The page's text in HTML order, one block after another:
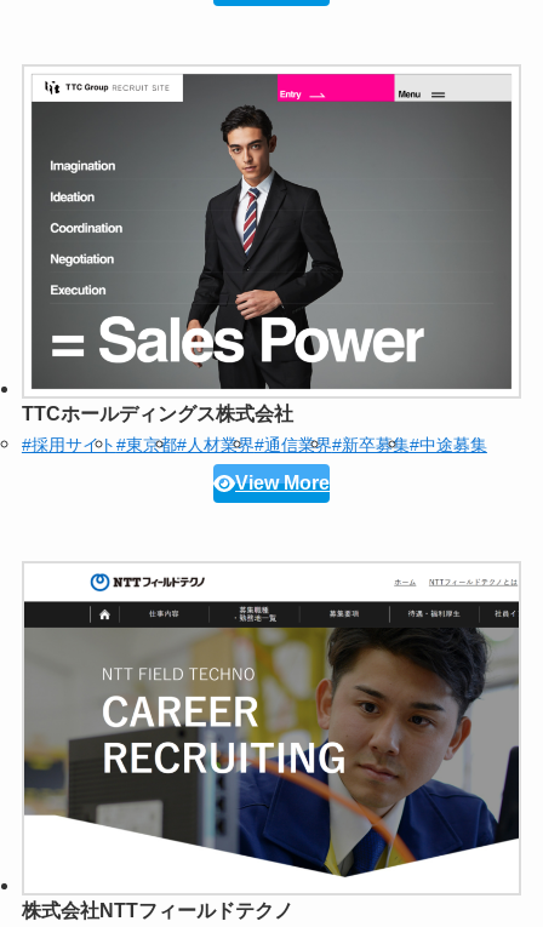
TTCホールディングス株式会社
#採用サイト#東京都#人材業界#通信業界#新卒募集#中途募集
View More
株式会社NTTフィールドテクノ